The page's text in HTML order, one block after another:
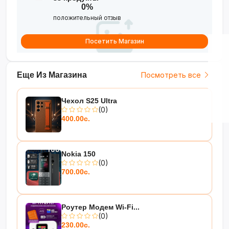
Еще Из Магазина Посмотреть все
Чехол S25 Ultra
(0)
400.00с.
Nokia 150
(0)
700.00с.
Роутер Модем Wi-Fi...
(0)
230.00с.
0%
положительный отзыв
Посетить Магазин